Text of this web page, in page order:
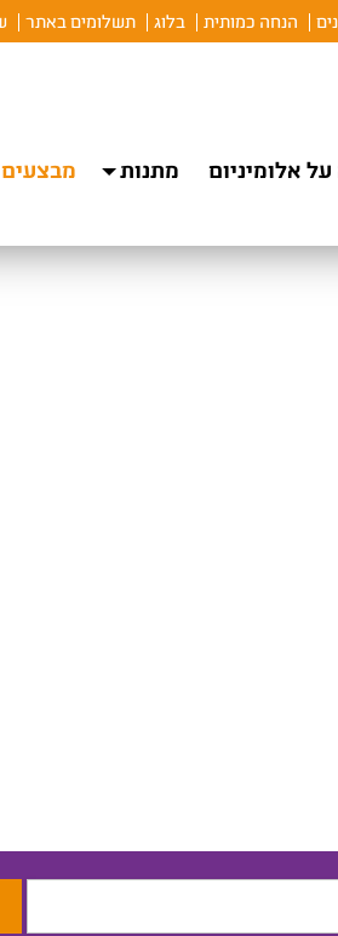
הנחה כמותית בלוג תשלומים באתר
אלומיניום מתנות
מבצעים